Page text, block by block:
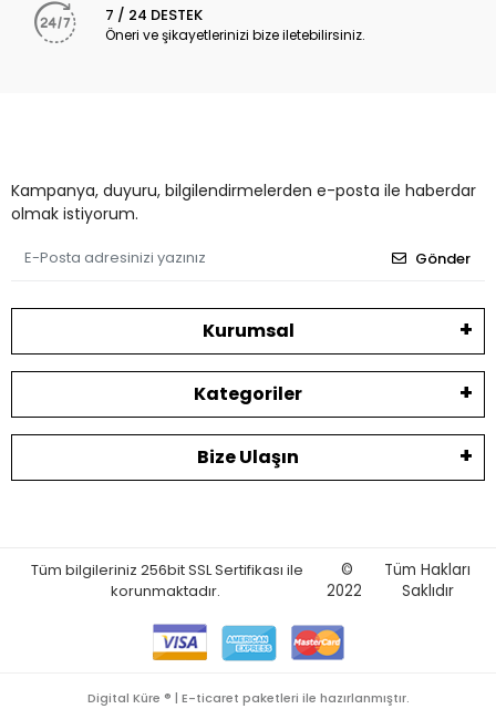
7 / 24 DESTEK
Öneri ve şikayetlerinizi bize iletebilirsiniz.
Kampanya, duyuru, bilgilendirmelerden e-posta ile haberdar
olmak istiyorum.
Gönder
Kurumsal
Kategoriler
Bize Ulaşın
Tüm bilgileriniz 256bit SSL Sertifikası ile
korunmaktadır.
©
2022
Tüm Hakları
Saklıdır
Digital Küre ® | E-ticaret paketleri ile hazırlanmıştır.